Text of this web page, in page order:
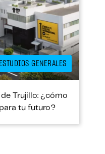
ESTUDIOS GENERALES
Trujillo: ¿cómo
tu futuro?